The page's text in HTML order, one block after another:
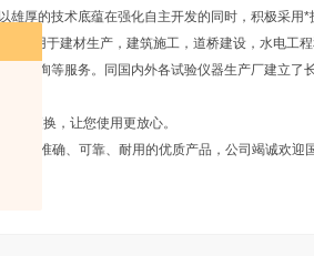
厚的技术底蕴在强化自主开发的同时，积极采用
泛用于建材生产，建筑施工，道桥建设，水电工
咨询等服务。同国内外各试验仪器生产厂建立了
修更换，让您使用更放心。
供准确、可靠、耐用的优质产品，公司竭诚欢迎